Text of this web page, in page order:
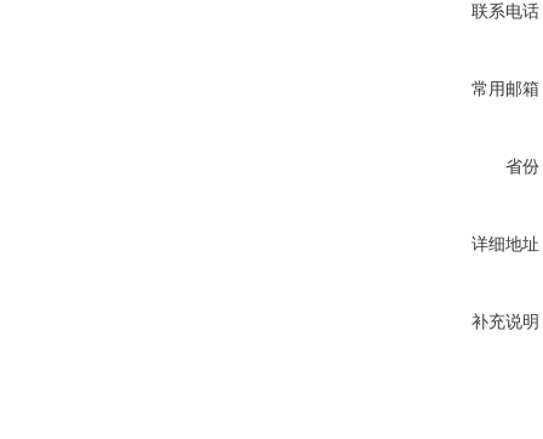
联系电话
常用邮箱
省份
详细地址
补充说明